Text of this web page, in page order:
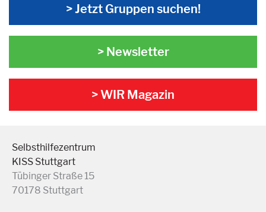
> Jetzt Gruppen suchen!
> Newsletter
> WIR Magazin
Selbsthilfezentrum
KISS Stuttgart
Tübinger Straße 15
70178 Stuttgart